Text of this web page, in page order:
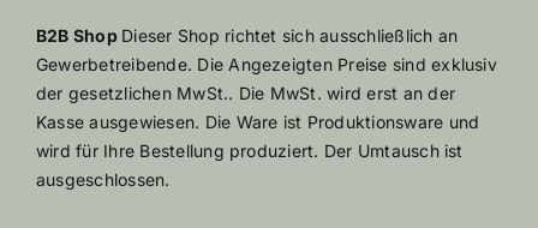
B2B Shop Dieser Shop richtet sich ausschließlich an
Gewerbetreibende. Die Angezeigten Preise sind exklusiv
der gesetzlichen MwSt.. Die MwSt. wird erst an der
Kasse ausgewiesen. Die Ware ist Produktionsware und
wird für Ihre Bestellung produziert. Der Umtausch ist
ausgeschlossen.